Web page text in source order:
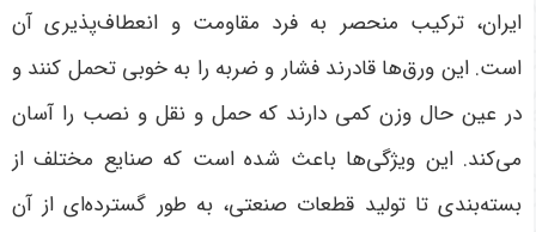
ایران، ترکیب منحصر به فرد مقاومت و انعطاف‌پذیری آن
است. این ورق‌ها قادرند فشار و ضربه را به خوبی تحمل کنند و
در عین حال وزن کمی دارند که حمل و نقل و نصب را آسان
می‌کند. این ویژگی‌ها باعث شده است که صنایع مختلف از
بسته‌بندی تا تولید قطعات صنعتی، به طور گسترده‌ای از آن